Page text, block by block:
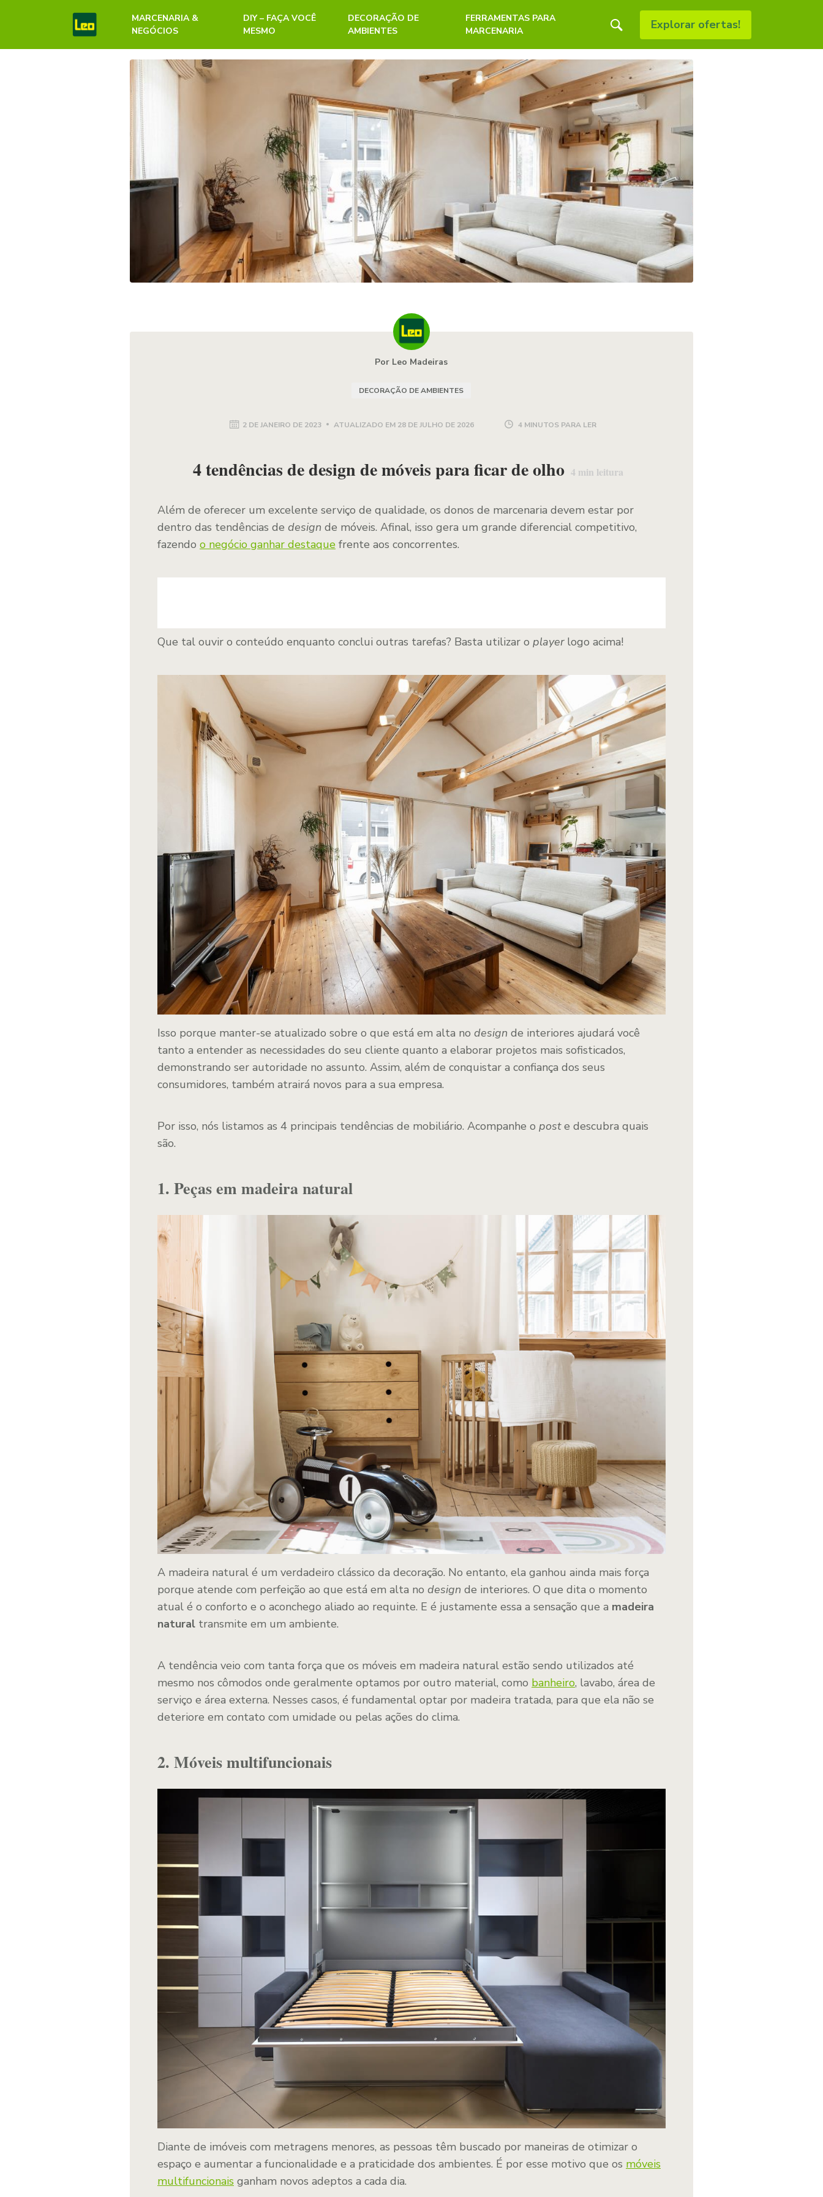
MARCENARIA &
NEGÓCIOS
DIY – FAÇA VOCÊ
MESMO
DECORAÇÃO DE
AMBIENTES
FERRAMENTAS PARA
MARCENARIA
Explorar ofertas!
Por Leo Madeiras
DECORAÇÃO DE AMBIENTES
2 DE JANEIRO DE 2023 ATUALIZADO EM 28 DE JULHO DE 2026 4 MINUTOS PARA LER
4 tendências de design de móveis para ficar de olho 4 min leitura
Além de oferecer um excelente serviço de qualidade, os donos de marcenaria devem estar por
dentro das tendências de design de móveis. Afinal, isso gera um grande diferencial competitivo,
fazendo o negócio ganhar destaquefrente aos concorrentes.
Que tal ouvir o conteúdo enquanto conclui outras tarefas? Basta utilizar o playerlogo acima!
Isso porque manter-se atualizado sobre o que está em alta no design de interiores ajudará você
tanto a entender as necessidades do seu cliente quanto a elaborar projetos mais sofisticados,
demonstrando ser autoridade no assunto. Assim, além de conquistar a confiança dos seus
consumidores, também atrairá novos para a sua empresa.
Por isso, nós listamos as 4 principais tendências de mobiliário. Acompanhe o poste descubra quais
são.
1. Peças em madeira natural
A madeira natural é um verdadeiro clássico da decoração. No entanto, ela ganhou ainda mais força
porque atende com perfeição ao que está em alta no design de interiores. O que dita o momento
atual é o conforto e o aconchego aliado ao requinte. E é justamente essa a sensação que a madeira
naturaltransmite em um ambiente.
A tendência veio com tanta força que os móveis em madeira natural estão sendo utilizados até
mesmo nos cômodos onde geralmente optamos por outro material, como banheiro, lavabo, área de
serviço e área externa. Nesses casos, é fundamental optar por madeira tratada, para que ela não se
deteriore em contato com umidade ou pelas ações do clima.
2. Móveis multifuncionais
Diante de imóveis com metragens menores, as pessoas têm buscado por maneiras de otimizar o
espaço e aumentar a funcionalidade e a praticidade dos ambientes. É por esse motivo que os móveis
multifuncionais ganham novos adeptos a cada dia.